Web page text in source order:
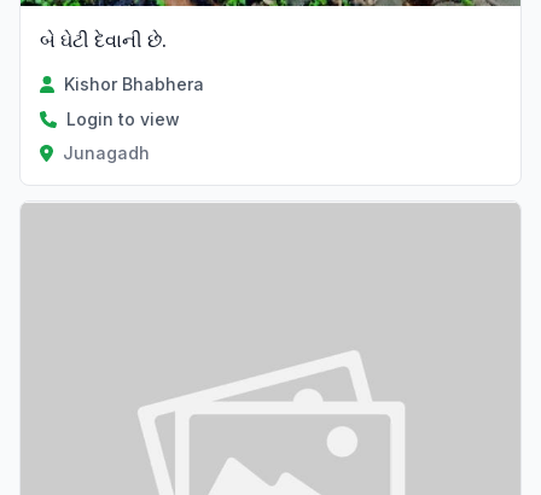
બે ઘેટી દેવાની છે.
Kishor Bhabhera
Login to view
Junagadh